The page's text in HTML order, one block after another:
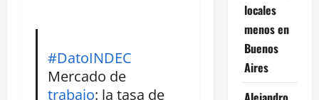
#DatoINDEC
Mercado de
trabajo: la tasa de
locales
menos en
Buenos
Aires